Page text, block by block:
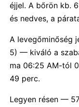
éjjel. A bőrön kb.
és nedves, a
A levegőminőség
5) — kiváló a
ma 06:25 AM-tól
49 perc.
Legyen résen —